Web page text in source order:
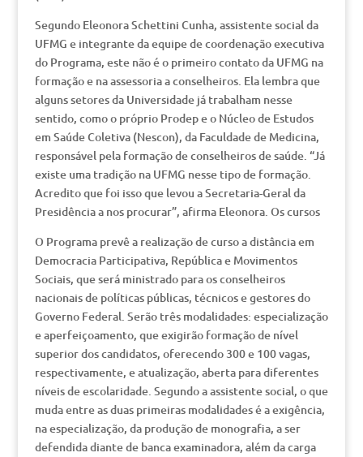
Segundo Eleonora Schettini Cunha, assistente social da
UFMG e integrante da equipe de coordenação executiva
do Programa, este não é o primeiro contato da UFMG na
formação e na assessoria a conselheiros. Ela lembra que
alguns setores da Universidade já trabalham nesse
sentido, como o próprio Prodep e o Núcleo de Estudos
em Saúde Coletiva (Nescon), da Faculdade de Medicina,
responsável pela formação de conselheiros de saúde. “Já
existe uma tradição na UFMG nesse tipo de formação.
Acredito que foi isso que levou a Secretaria-Geral da
Presidência a nos procurar”, afirma Eleonora. Os cursos
O Programa prevê a realização de curso a distância em
Democracia Participativa, República e Movimentos
Sociais, que será ministrado para os conselheiros
nacionais de políticas públicas, técnicos e gestores do
Governo Federal. Serão três modalidades: especialização
e aperfeiçoamento, que exigirão formação de nível
superior dos candidatos, oferecendo 300 e 100 vagas,
respectivamente, e atualização, aberta para diferentes
níveis de escolaridade. Segundo a assistente social, o que
muda entre as duas primeiras modalidades é a exigência,
na especialização, da produção de monografia, a ser
defendida diante de banca examinadora, além da carga